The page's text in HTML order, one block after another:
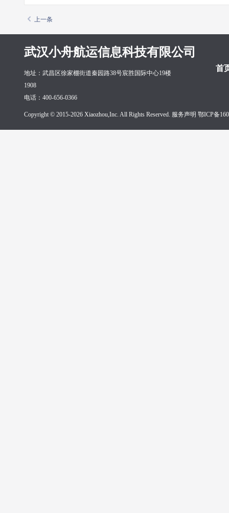
上一条
武汉小舟航运信息科技有限公司
首
地址：武昌区徐家棚街道秦园路38号宸胜国际中心19楼
1908
电话：400-656-0366
Copyright © 2015-2026 Xiaozhou,Inc. All Rights Reserved. 服务声明 鄂ICP备